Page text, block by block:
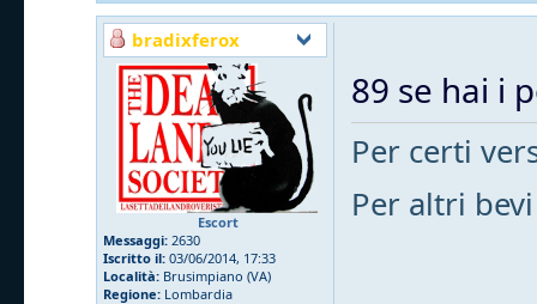
bradixferox
Escort
Messaggi: 2630
Iscritto il: 03/06/2014, 17:33
Località: Brusimpiano (VA)
Regione: Lombardia
89 se hai i
Per certi
Per altri bevi